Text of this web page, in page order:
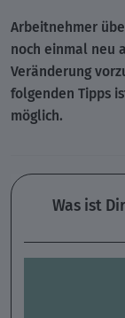
Arbeitnehmer
noch einmal neu
Veränderung
folgenden Tipps
möglich.
Was ist